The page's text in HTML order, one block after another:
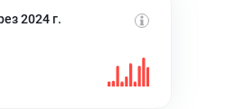
2024 г.